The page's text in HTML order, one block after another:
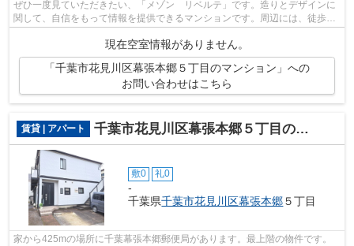
ぜひ一度見ていただきたい、「メゾン リベルテ」です。造りとデザインに
関して、自信をもって情報を提供できるマンションです。周辺には、徒歩5
分で利用できる駅があります。2駅利用...
現在空室情報がありません。
「千葉市花見川区幕張本郷５丁目のマンション」への
お問い合わせはこちら
賃貸 | アパート 千葉市花見川区幕張本郷５丁目のアパート
敷0 礼0
-
千葉県千葉市花見川区幕張本郷５丁目
家から425mの場所に千葉幕張本郷郵便局があります。最上階の物件です。